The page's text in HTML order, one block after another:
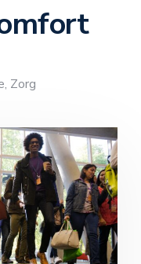
, Zorg